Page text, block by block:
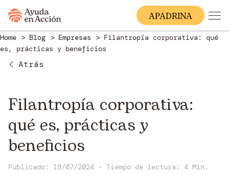
APADRINA
Home Blog Empresas
Filantropía corporativa: qué
es, prácticas y beneficios
Atrás
Filantropía corporativa:
qué es, prácticas y
beneficios
Publicado: 19/07/2024 - Tiempo de lectura: 4 Min.